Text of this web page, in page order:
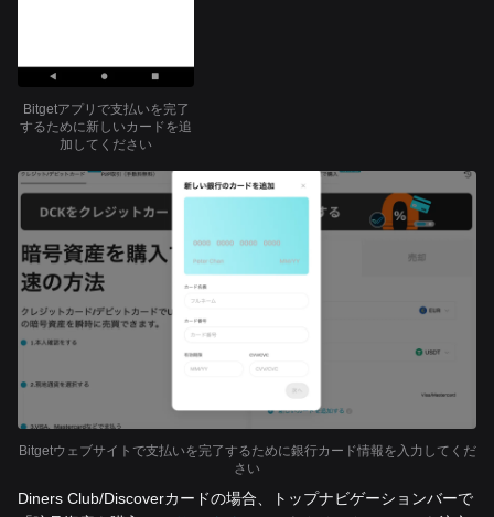
Bitgetアプリで支払いを完了
するために新しいカードを追
加してください
Bitgetウェブサイトで支払いを完了するために銀行カード情報を入力してくだ
さい
Diners Club/Discoverカードの場合、トップナビゲーションバーで